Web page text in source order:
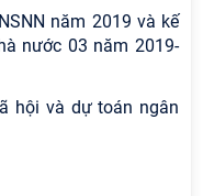
năm 2019 và kế
nước 03 năm 2019-
hội và dự toán ngân